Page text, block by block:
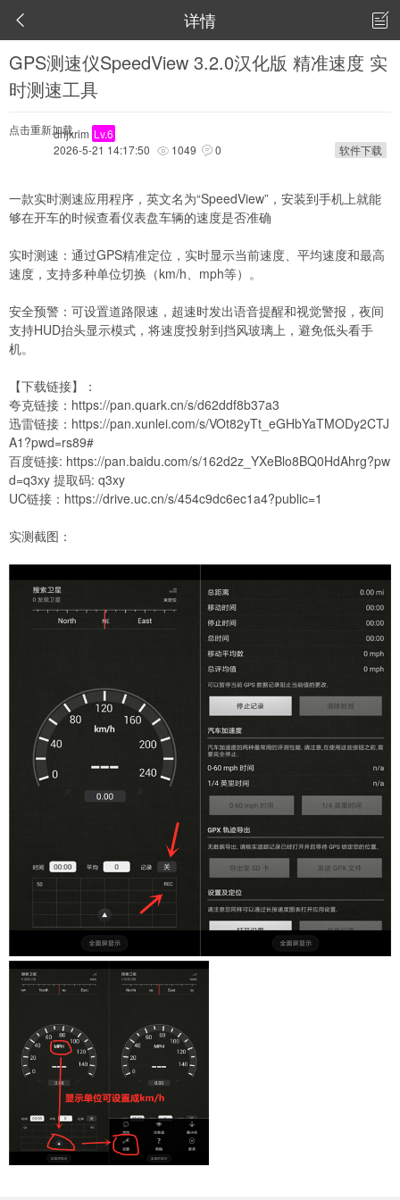
 详情 
GPS测速仪SpeedView 3.2.0汉化版 精准速度 实
时测速工具
点击重新加载
dhjkrim Lv.6
2026-5-21 14:17:50
 1049  0 软件下载
一款实时测速应用程序，英文名为“SpeedView”，安装到手机上就能
够在开车的时候查看仪表盘车辆的速度是否准确
实时测速：通过GPS精准定位，实时显示当前速度、平均速度和最高
速度，支持多种单位切换（km/h、mph等）。
安全预警：可设置道路限速，超速时发出语音提醒和视觉警报，夜间
支持HUD抬头显示模式，将速度投射到挡风玻璃上，避免低头看手
机。
【下载链接】：
夸克链接： https://pan.quark.cn/s/d62ddf8b37a3
迅雷链接： https://pan.xunlei.com/s/VOt82yTt_eGHbYaTMODy2CTJ
A1?pwd=rs89#
百度链接: https://pan.baidu.com/s/162d2z_YXeBlo8BQ0HdAhrg?pw
d=q3xy 提取码: q3xy
UC链接： https://drive.uc.cn/s/454c9dc6ec1a4?public=1
实测截图：